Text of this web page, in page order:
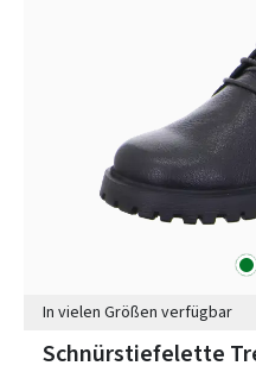
In vielen Größen verfügbar
Schnürstiefelette